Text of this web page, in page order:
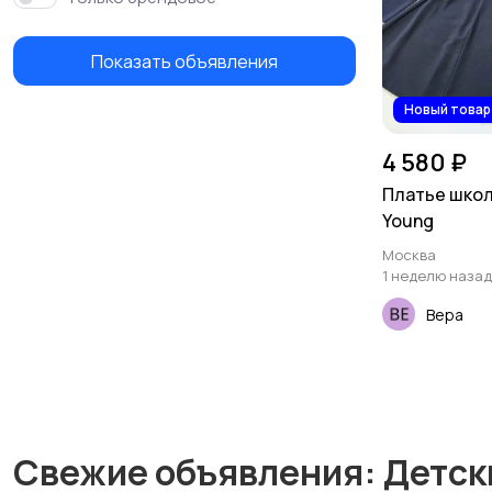
Показать объявления
Новый товар
4 580 ₽
Платье
Young
Москва
1 неделю назад
Вера
Свежие объявления: